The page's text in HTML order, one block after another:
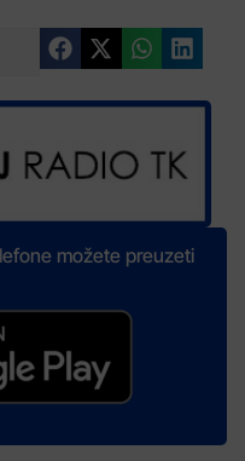
možete preuzeti